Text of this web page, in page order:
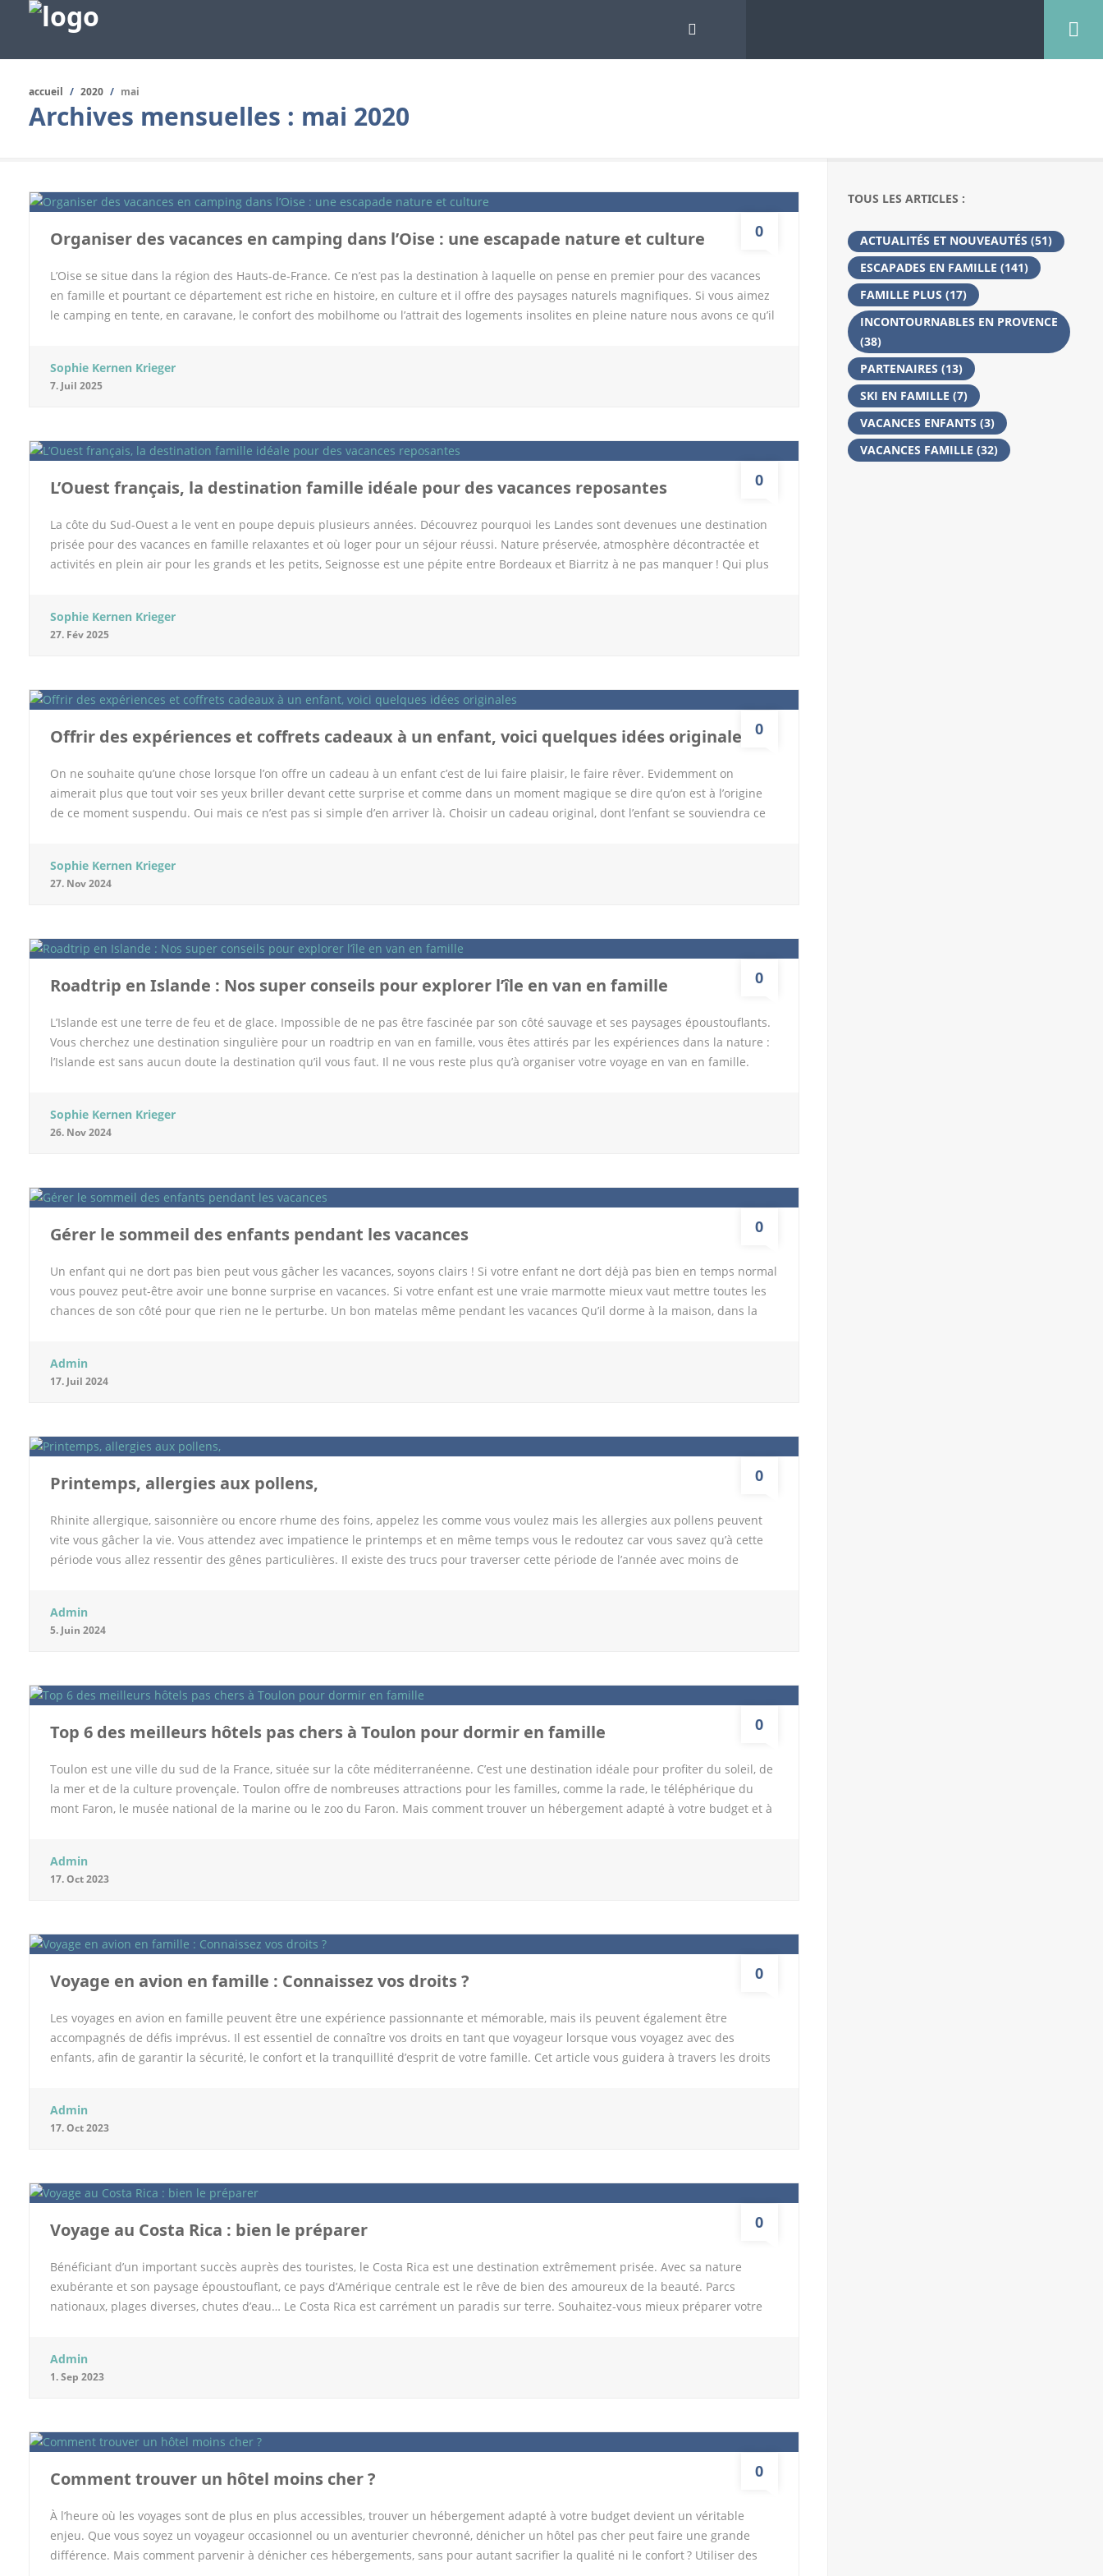
accueil / 2020 / mai
Archives mensuelles : mai 2020
Organiser des vacances en camping dans l’Oise : une escapade nature et culture 0
L’Oise se situe dans la région des Hauts-de-France. Ce n’est pas la destination à laquelle on pense en premier pour des vacances
en famille et pourtant ce département est riche en histoire, en culture et il offre des paysages naturels magnifiques. Si vous aimez
le camping en tente, en caravane, le confort des mobilhome ou l’attrait des logements insolites en pleine nature nous avons ce qu’il
vous a préparer un programme ou plutôt une petite liste des choses à faire sur place. La première ce sont les balades car on y
trouve des forêts particulièrement intéressantes mais aussi des rivières pour fabriquer des moulins à eau et des villages
ne pouvez venir dans l’Oise sans découvrir ce joyau architectural. […]
Sophie Kernen Krieger
7. Juil 2025
L’Ouest français, la destination famille idéale pour des vacances reposantes 0
La côte du Sud-Ouest a le vent en poupe depuis plusieurs années. Découvrez pourquoi les Landes sont devenues une destination
prisée pour des vacances en famille relaxantes et où loger pour un séjour réussi. Nature préservée, atmosphère décontractée et
activités en plein air pour les grands et les petits, Seignosse est une pépite entre Bordeaux et Biarritz à ne pas manquer ! Qui plus
surf français ; une atmosphère détendue et « kids-friendly » ; une pinède apaisante où se promener à pied ou à vélo ; un
environnement unique pour se reconnecter à la nature et pour découvrir la faune et la flore locale ; une multitude d’activités à faire
à 40 min de voiture de Seignosse. C’est […]
Sophie Kernen Krieger
27. Fév 2025
Offrir des expériences et coffrets cadeaux à un enfant, voici quelques idées originales 0
On ne souhaite qu’une chose lorsque l’on offre un cadeau à un enfant c’est de lui faire plaisir, le faire rêver. Evidemment on
aimerait plus que tout voir ses yeux briller devant cette surprise et comme dans un moment magique se dire qu’on est à l’origine
de ce moment suspendu. Oui mais ce n’est pas si simple d’en arriver là. Choisir un cadeau original, dont l’enfant se souviendra ce
qu’un présent à utiliser de suite l’enfant quel que soit son âge pourra assouvir une envie ou se découvrir une nouvelle passion. Il
est possible d’enrichir son quotidien au travers d’une nouvelle découverte. Le gros avantage des coffrets c’est que l’on peut choisir
Sophie Kernen Krieger
27. Nov 2024
Roadtrip en Islande : Nos super conseils pour explorer l’île en van en famille 0
L’Islande est une terre de feu et de glace. Impossible de ne pas être fascinée par son côté sauvage et ses paysages époustouflants.
Vous cherchez une destination singulière pour un roadtrip en van en famille, vous êtes attirés par les expériences dans la nature :
l’Islande est sans aucun doute la destination qu’il vous faut. Il ne vous reste plus qu’à organiser votre voyage en van en famille.
Pourquoi choisir un roadtrip en Islande en van ? Pour la beauté des paysages naturels Le premier critère qui pousse à choisir
l’Islande comme destination c’est sa nature incroyable qui devient un immense terrain de jeu pour les enfants. Imaginez découvrir
d’une cascade, vous traverserez des champs de lave. […]
Sophie Kernen Krieger
26. Nov 2024
Gérer le sommeil des enfants pendant les vacances 0
Un enfant qui ne dort pas bien peut vous gâcher les vacances, soyons clairs ! Si votre enfant ne dort déjà pas bien en temps normal
vous pouvez peut-être avoir une bonne surprise en vacances. Si votre enfant est une vraie marmotte mieux vaut mettre toutes les
chances de son côté pour que rien ne le perturbe. Un bon matelas même pendant les vacances Qu’il dorme à la maison, dans la
n’est pas parce qu’il est tout petit qu’il faut lésiner sur son confort. Dormir tranquille à la maison. Même s’il dort dans son cadre
habituel il faut penser à adapter le couchage en été. Si le matelas est dispose de deux faces l’une hiver et l’autre été il est temps de
Admin
17. Juil 2024
Printemps, allergies aux pollens, 0
Rhinite allergique, saisonnière ou encore rhume des foins, appelez les comme vous voulez mais les allergies aux pollens peuvent
vite vous gâcher la vie. Vous attendez avec impatience le printemps et en même temps vous le redoutez car vous savez qu’à cette
période vous allez ressentir des gênes particulières. Il existe des trucs pour traverser cette période de l’année avec moins de
l’exposition à un allergène comme ici le pollen qui provoque des symptômes pathologiques. Les grosses périodes d’allergies sont
en général le printemps. La période est en effet celle qui est la plus propice à la pollinisation des végétaux. C’est à ce moment-là
pollen peuvent être provoquées par des pollens d’arbres (ces allergies interviennent en début d’année entre février et […]
Admin
5. Juin 2024
Top 6 des meilleurs hôtels pas chers à Toulon pour dormir en famille 0
Toulon est une ville du sud de la France, située sur la côte méditerranéenne. C’est une destination idéale pour profiter du soleil, de
la mer et de la culture provençale. Toulon offre de nombreuses attractions pour les familles, comme la rade, le téléphérique du
mont Faron, le musée national de la marine ou le zoo du Faron. Mais comment trouver un hébergement adapté à votre budget et à
centre-ville de Toulon. Il propose des chambres confortables et climatisées, équipées d’une télévision à écran plat, d’un bureau et
d’une salle de bain privative. L’hôtel dispose également d’un restaurant, d’un bar, d’une piscine extérieure, d’un parking gratuit et
touristiques, comme le parc d’attractions Magic World, le parc […]
Admin
17. Oct 2023
Voyage en avion en famille : Connaissez vos droits ? 0
Les voyages en avion en famille peuvent être une expérience passionnante et mémorable, mais ils peuvent également être
accompagnés de défis imprévus. Il est essentiel de connaître vos droits en tant que voyageur lorsque vous voyagez avec des
enfants, afin de garantir la sécurité, le confort et la tranquillité d’esprit de votre famille. Cet article vous guidera à travers les droits
connaître : 1. Droit à l’information Les compagnies aériennes ont l’obligation de vous informer des règles et des procédures liées au
voyage en famille. Cela comprend les politiques sur les bagages, les repas spéciaux pour enfants, les équipements de sécurité pour
rester ensemble en vol. Les compagnies aériennes doivent faire de leur mieux pour satisfaire cette […]
Admin
17. Oct 2023
Voyage au Costa Rica : bien le préparer 0
Bénéficiant d’un important succès auprès des touristes, le Costa Rica est une destination extrêmement prisée. Avec sa nature
exubérante et son paysage époustouflant, ce pays d’Amérique centrale est le rêve de bien des amoureux de la beauté. Parcs
nationaux, plages diverses, chutes d’eau… Le Costa Rica est carrément un paradis sur terre. Souhaitez-vous mieux préparer votre
routes de ce pays. Outre la fluidité de la circulation, ces dernières sont dotées de nombreux panneaux de signalisation. La liberté
et la flexibilité peuvent également justifier la location d’un véhicule pendant votre séjour au Costa Rica. En dehors des principales
beauté de la faune et de la flore costaricienne. Contrairement à ce qui se passe dans les […]
Admin
1. Sep 2023
Comment trouver un hôtel moins cher ? 0
À l’heure où les voyages sont de plus en plus accessibles, trouver un hébergement adapté à votre budget devient un véritable
enjeu. Que vous soyez un voyageur occasionnel ou un aventurier chevronné, dénicher un hôtel pas cher peut faire une grande
différence. Mais comment parvenir à dénicher ces hébergements, sans pour autant sacrifier la qualité ni le confort ? Utiliser des
TOUS LES ARTICLES :
ACTUALITÉS ET NOUVEAUTÉS (51)
ESCAPADES EN FAMILLE (141)
FAMILLE PLUS (17)
INCONTOURNABLES EN PROVENCE
(38)
PARTENAIRES (13)
SKI EN FAMILLE (7)
VACANCES ENFANTS (3)
VACANCES FAMILLE (32)